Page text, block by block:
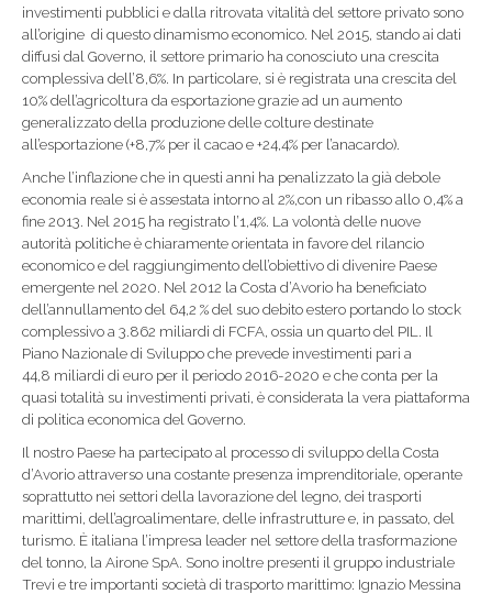
investimenti pubblici e dalla ritrovata vitalità del settore privato sono
all’origine di questo dinamismo economico. Nel 2015, stando ai dati
diffusi dal Governo, il settore primario ha conosciuto una crescita
complessiva dell’8,6%. In particolare, si è registrata una crescita del
10% dell’agricoltura da esportazione grazie ad un aumento
generalizzato della produzione delle colture destinate
all’esportazione (+8,7% per il cacao e +24,4% per l’anacardo).
Anche l’inflazione che in questi anni ha penalizzato la già debole
economia reale si è assestata intorno al 2%,con un ribasso allo 0,4% a
fine 2013. Nel 2015 ha registrato l’1,4%. La volontà delle nuove
autorità politiche è chiaramente orientata in favore del rilancio
economico e del raggiungimento dell’obiettivo di divenire Paese
emergente nel 2020. Nel 2012 la Costa d’Avorio ha beneficiato
dell’annullamento del 64,2 % del suo debito estero portando lo stock
complessivo a 3.862 miliardi di FCFA, ossia un quarto del PIL. Il
Piano Nazionale di Sviluppo che prevede investimenti pari a
44,8 miliardi di euro per il periodo 2016-2020 e che conta per la
quasi totalità su investimenti privati, è considerata la vera piattaforma
di politica economica del Governo.
Il nostro Paese ha partecipato al processo di sviluppo della Costa
d’Avorio attraverso una costante presenza imprenditoriale, operante
soprattutto nei settori della lavorazione del legno, dei trasporti
marittimi, dell’agroalimentare, delle infrastrutture e, in passato, del
turismo. È italiana l’impresa leader nel settore della trasformazione
del tonno, la Airone SpA. Sono inoltre presenti il gruppo industriale
Trevi e tre importanti società di trasporto marittimo: Ignazio Messina